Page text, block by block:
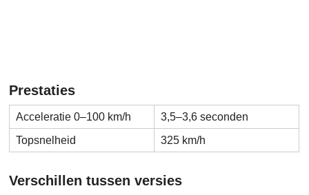
Prestaties
Acceleratie 0–100 km/h
3,5–3,6 seconden
Topsnelheid
325 km/h
Verschillen tussen versies